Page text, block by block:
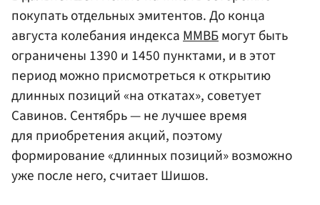
покупать отдельных эмитентов. До конца
августа колебания индексаММВБмогут быть
ограничены 1390 и 1450 пунктами, и в этот
период можно присмотреться к открытию
длинных позиций «на откатах», советует
Савинов. Сентябрь — не лучшее время
для приобретения акций, поэтому
формирование «длинных позиций» возможно
уже после него, считает Шишов.